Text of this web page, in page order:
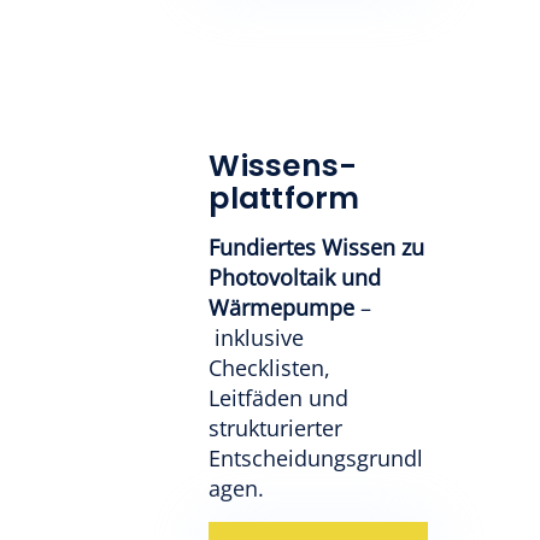
Wissens-
plattform
Fundiertes Wissen zu
Photovoltaik und
Wärmepumpe –
inklusive
Checklisten,
Leitfäden und
strukturierter
Entscheidungsgrundl
agen.